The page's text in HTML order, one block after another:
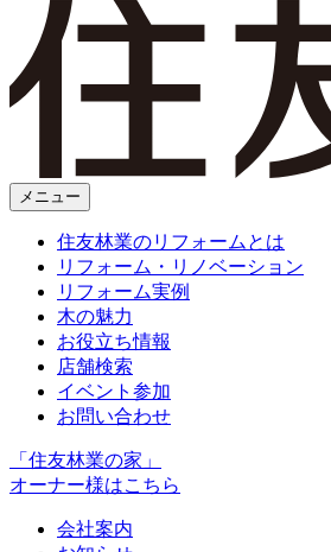
メニュー
住友林業のリフォームとは
リフォーム・リノベーション
リフォーム実例
木の魅力
お役立ち情報
店舗検索
イベント参加
お問い合わせ
「住友林業の家」
オーナー様はこちら
会社案内